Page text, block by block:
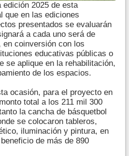
edición 2025 de esta
que en las ediciones
presentados se evaluarán
a cada uno será de
en coinversión con los
educativas públicas o
se aplique en la rehabilitación,
de los espacios.
ocasión, para el proyecto en
total a los 211 mil 300
la cancha de básquetbol
se colocaron tableros,
iluminación y pintura, en
de más de 890